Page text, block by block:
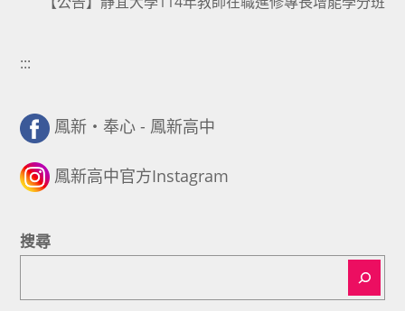
:::
鳳新・奉心 - 鳳新高中
鳳新高中官方Instagram
搜尋